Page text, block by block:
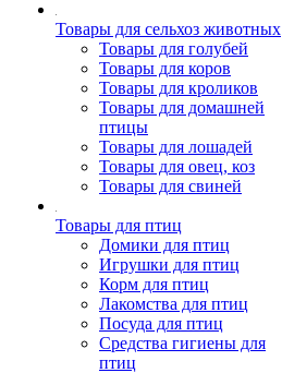
Товары для сельхоз животных
Товары для голубей
Товары для коров
Товары для кроликов
Товары для домашней
птицы
Товары для лошадей
Товары для овец, коз
Товары для свиней
Товары для птиц
Домики для птиц
Игрушки для птиц
Корм для птиц
Лакомства для птиц
Посуда для птиц
Средства гигиены для
птиц